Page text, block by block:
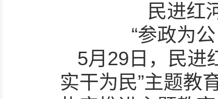
民进红
“参政为
5月29日，民进
实干为民”主题教